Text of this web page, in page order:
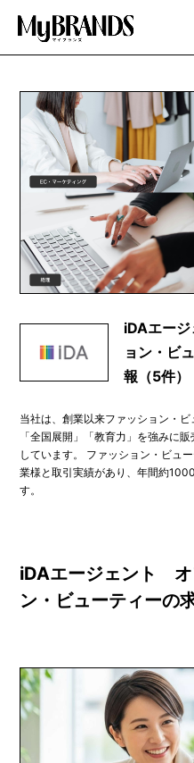
iDAエー
ョン・ビ
報（5件）
当社は、創業以来ファッション・ビ
「全国展開」「教育力」を強みに
しています。 ファッション・ビュ
業様と取引実績があり、年間約
す。
iDAエージェント オ
ン・ビューティーの